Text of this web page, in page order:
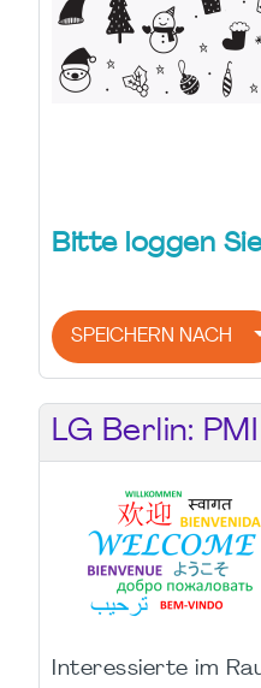
Bitte loggen
SPEICHERN NACH
LG Berlin:
Interessierte im